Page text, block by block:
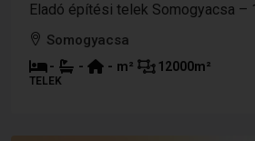
Eladó építési telek Somogyacsa –
Somogyacsa
- - - m² 12000m²
TELEK